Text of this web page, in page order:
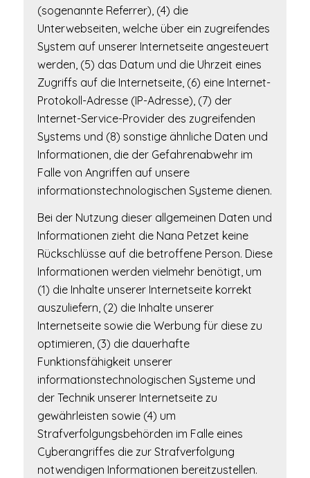
(sogenannte Referrer), (4) die
Unterwebseiten, welche über ein zugreifendes
System auf unserer Internetseite angesteuert
werden, (5) das Datum und die Uhrzeit eines
Zugriffs auf die Internetseite, (6) eine Internet-
Protokoll-Adresse (IP-Adresse), (7) der
Internet-Service-Provider des zugreifenden
Systems und (8) sonstige ähnliche Daten und
Informationen, die der Gefahrenabwehr im
Falle von Angriffen auf unsere
informationstechnologischen Systeme dienen.
Bei der Nutzung dieser allgemeinen Daten und
Informationen zieht die Nana Petzet keine
Rückschlüsse auf die betroffene Person. Diese
Informationen werden vielmehr benötigt, um
(1) die Inhalte unserer Internetseite korrekt
auszuliefern, (2) die Inhalte unserer
Internetseite sowie die Werbung für diese zu
optimieren, (3) die dauerhafte
Funktionsfähigkeit unserer
informationstechnologischen Systeme und
der Technik unserer Internetseite zu
gewährleisten sowie (4) um
Strafverfolgungsbehörden im Falle eines
Cyberangriffes die zur Strafverfolgung
notwendigen Informationen bereitzustellen.